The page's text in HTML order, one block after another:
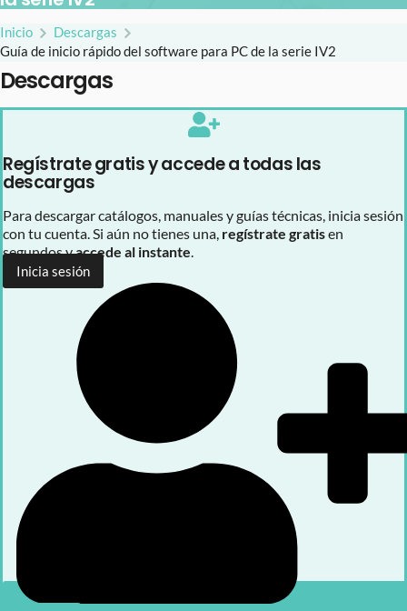
Inicio
Descargas
Guía de inicio rápido del software para PC de la serie IV2
Descargas
Regístrate gratis y accede a todas las
descargas
Para descargar catálogos, manuales y guías técnicas, inicia sesión
con tu cuenta. Si aún no tienes una, regístrate gratisen
segundos yaccede al instante.
Inicia sesión